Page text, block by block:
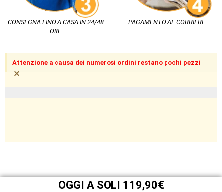
CONSEGNA FINO A CASA IN 24/48
ORE
PAGAMENTO AL CORRIERE
Attenzione a causa dei numerosi ordini restano pochi pezzi
×
OGGI A SOLI 119,90€